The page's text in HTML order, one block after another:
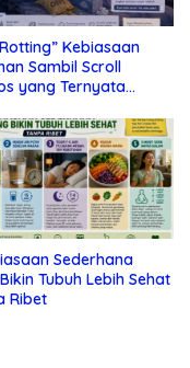
Kebiasaan
Sambil Scroll
yang Ternyata
Sederhana
Tubuh Lebih Sehat
Ribet